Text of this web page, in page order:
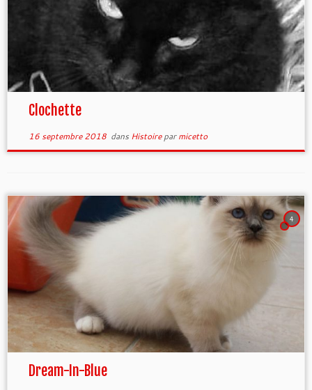
Clochette
16 septembre 2018dans Histoireparmicetto
4
Dream-In-Blue